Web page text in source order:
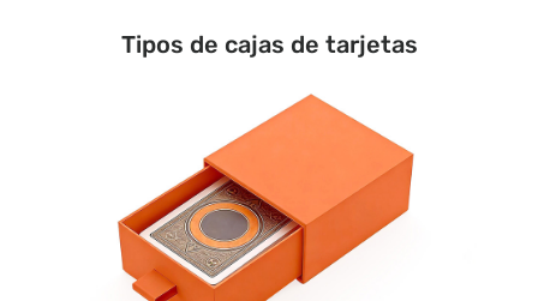
Tipos de cajas de tarjetas